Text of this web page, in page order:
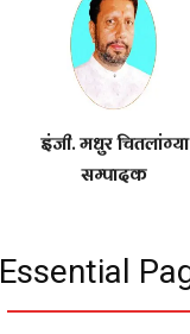
इंजी. मधुर चितलांग्या
सम्पादक
Essential